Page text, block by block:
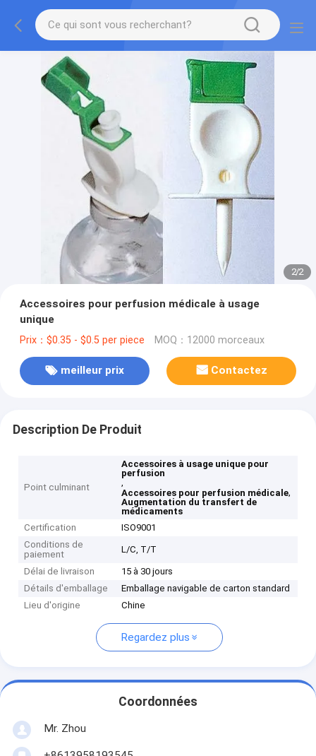
2/2
Accessoires pour perfusion médicale à usage
unique
Prix：$0.35 - $0.5 per piece MOQ：12000 morceaux
meilleur prix Contactez
Description De Produit
Point culminant
Accessoires à usage unique pour
perfusion
,
Accessoires pour perfusion médicale,
Augmentation du transfert de
médicaments
Certification
ISO9001
Conditions de
paiement
L/C, T/T
Délai de livraison
15 à 30 jours
Détails d'emballage
Emballage navigable de carton standard
Lieu d'origine
Chine
Regardez plus
Coordonnées
Mr. Zhou